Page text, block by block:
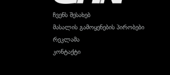
ჩვენს შესახებ
მასალის გამოყენების პირობები
რეკლამა
კონტაქტი